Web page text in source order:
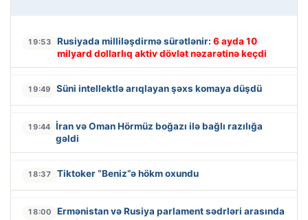
19:53 Rusiyada milliləşdirmə sürətlənir: 6 ayda 10
milyard dollarlıq aktiv dövlət nəzarətinə keçdi
19:49 Süni intellektlə arıqlayan şəxs komaya düşdü
19:44 İran və Oman Hörmüz boğazı ilə bağlı razılığa
gəldi
18:37 Tiktoker “Beniz”ə hökm oxundu
18:00
Ermənistan və Rusiya parlament sədrləri arasında